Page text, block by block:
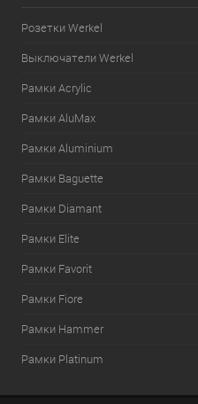
Розетки Werkel
Выключатели Werkel
Рамки Acrylic
Рамки AluMax
Рамки Aluminium
Рамки Baguette
Рамки Diamant
Рамки Elite
Рамки Favorit
Рамки Fiore
Рамки Hammer
Рамки Platinum